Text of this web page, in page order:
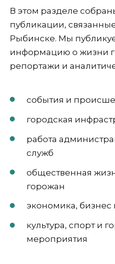
В этом разделе
публикации,
Рыбинске. Мы
информацию о жизни
репортажи и
события и
городская
работа
служб
общественная
горожан
экономика, бизнес
культура, спорт и
мероприятия